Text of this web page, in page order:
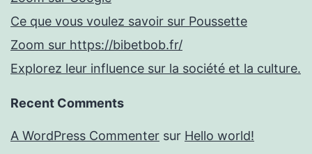
Ce que vous voulez savoir sur Poussette
Zoom sur https://bibetbob.fr/
Explorez leur influence sur la société et la culture.
Recent Comments
A WordPress Commenter sur Hello world!